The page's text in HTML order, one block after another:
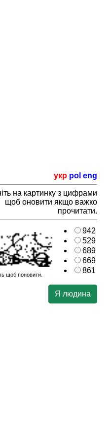
укр pol eng
на картинку з цифрами
щоб оновити якщо важко
прочитати.
щоб поновити.
942
529
689
669
861